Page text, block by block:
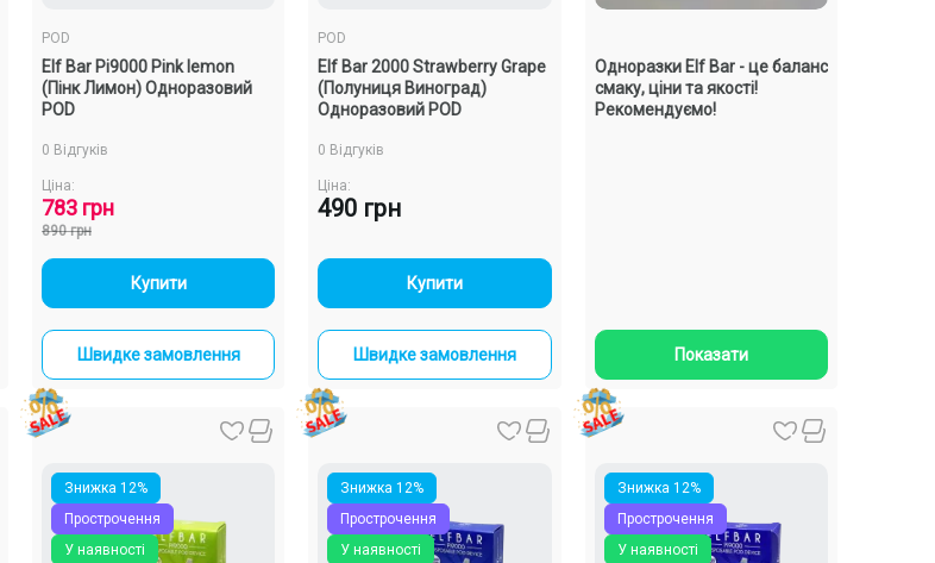
POD
Elf Bar Pi9000 Pink lemon
(Пінк Лимон) Одноразовий
POD
0 Відгуків
Ціна:
783 грн
890 грн
- +
Купити
Швидке замовлення
POD
Elf Bar 2000 Strawberry Grape
(Полуниця Виноград)
Одноразовий POD
0 Відгуків
Ціна:
490 грн
- +
Купити
Швидке замовлення
Одноразки Elf Bar - це баланс
смаку, ціни та якості!
Рекомендуємо!
Показати
У наявності
Знижка 12%
Прострочення
У наявності
Знижка 12%
Прострочення
У наявності
Знижка 12%
Прострочення